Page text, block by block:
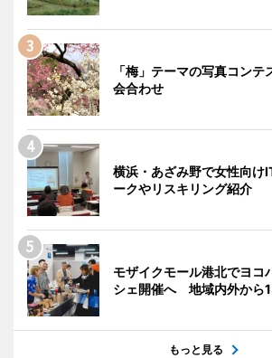
「梅」テーマの写真コンテ
会合わせ
横浜・あざみ野で女性向
ークやリスキリング紹介
モザイクモール港北でヨコ
シェ開催へ 地域内外から
もっと見る